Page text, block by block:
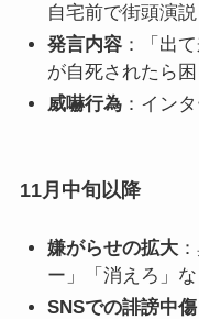
自宅前で街頭演説
発言内容 ：「出
が自死されたら
威嚇行為 ：イン
11月中旬以降
嫌がらせの拡大
ー」「消えろ」
SNSでの誹謗中傷